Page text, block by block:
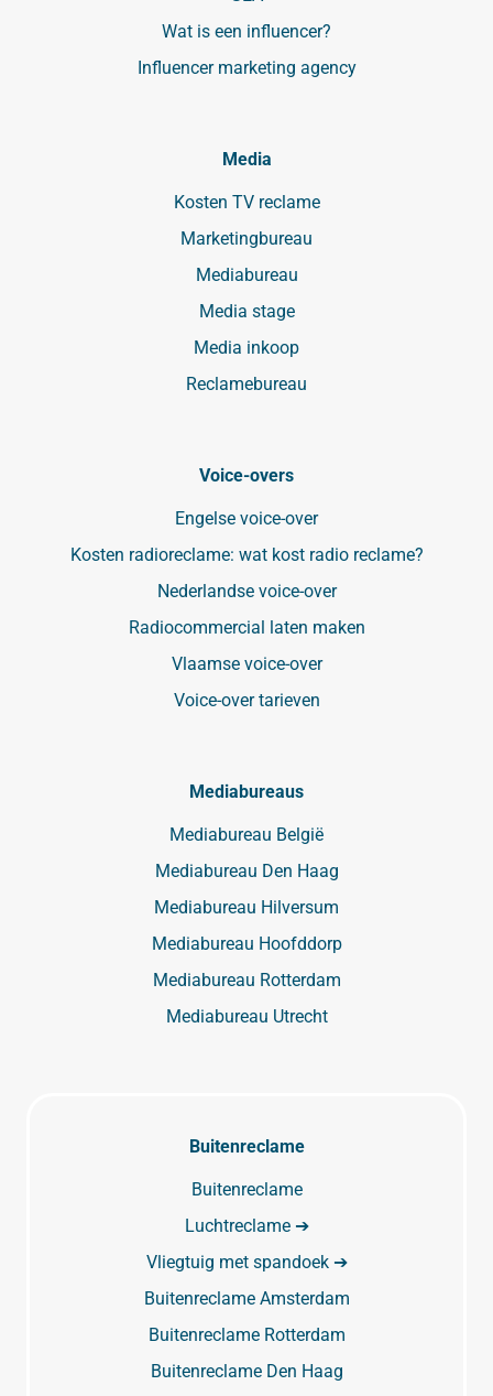
Wat is een influencer?
Influencer marketing agency
Media
Kosten TV reclame
Marketingbureau
Mediabureau
Media stage
Media inkoop
Reclamebureau
Voice-overs
Engelse voice-over
Kosten radioreclame: wat kost radio reclame?
Nederlandse voice-over
Radiocommercial laten maken
Vlaamse voice-over
Voice-over tarieven
Mediabureaus
Mediabureau België
Mediabureau Den Haag
Mediabureau Hilversum
Mediabureau Hoofddorp
Mediabureau Rotterdam
Mediabureau Utrecht
Buitenreclame
Buitenreclame
Luchtreclame ➔
Vliegtuig met spandoek ➔
Buitenreclame Amsterdam
Buitenreclame Rotterdam
Buitenreclame Den Haag